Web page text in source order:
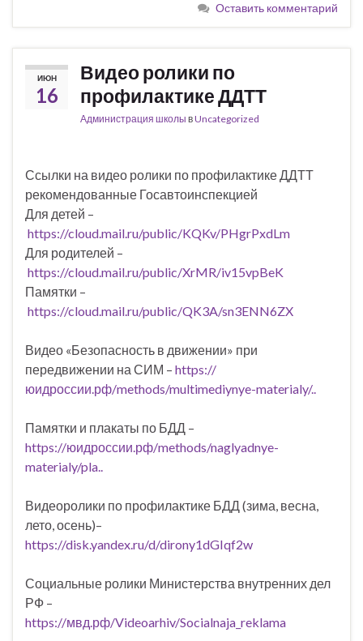
Оставить комментарий
ИЮН
16
Видео ролики по
профилактике ДДТТ
Администрация школы вUncategorized
Ссылки на видео ролики по профилактике ДДТТ
рекомендованные Госавтоинспекцией
Для детей –
https://cloud.mail.ru/public/KQKv/PHgrPxdLm
Для родителей –
https://cloud.mail.ru/public/XrMR/iv15vpBeK
Памятки –
https://cloud.mail.ru/public/QK3A/sn3ENN6ZX
Видео «Безопасность в движении» при
передвижении на СИМ – https://
юидроссии.рф/methods/multimediynye-materialy/..
Памятки и плакаты по БДД –
https://юидроссии.рф/methods/naglyadnye-
materialy/pla..
Видеоролики по профилактике БДД (зима, весна,
лето, осень)–
https://disk.yandex.ru/d/dirony1dGIqf2w
Социальные ролики Министерства внутренних дел
РФ –
https://мвд.рф/Videoarhiv/Socialnaja_reklama